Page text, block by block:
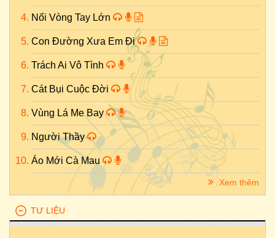
Nối Vòng Tay Lớn
Con Đường Xưa Em Đi
Trách Ai Vô Tình
Cát Bụi Cuộc Đời
Vùng Lá Me Bay
Người Thầy
Áo Mới Cà Mau
Xem thêm
TƯ LIỆU